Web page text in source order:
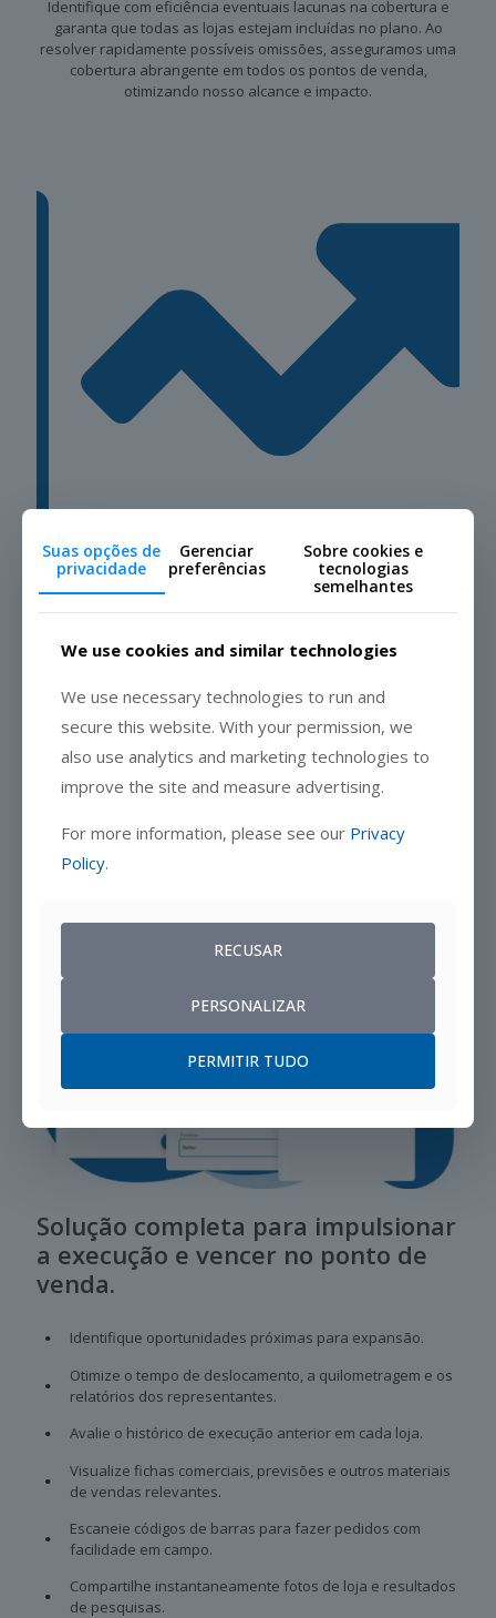
Identifique com eficiência eventuais lacunas na cobertura e
garanta que todas as lojas estejam incluídas no plano. Ao
resolver rapidamente possíveis omissões, asseguramos uma
cobertura abrangente em todos os pontos de venda,
otimizando nosso alcance e impacto.
Uma cultura de altos padrões
Mantenha todos informados sobre o progresso em relação às
principais metas e capacite os líderes de equipe a realizar
sessões de coaching com os representantes baseadas em
dados. Atualizações regulares de desempenho e insights
direcionada, promovendo melhoria contínua e sucesso.
Solução completa para impulsionar
a execução e vencer no ponto de
venda.
Identifique oportunidades próximas para expansão.
Otimize o tempo de deslocamento, a quilometragem e os
relatórios dos representantes.
Avalie o histórico de execução anterior em cada loja.
Visualize fichas comerciais, previsões e outros materiais
de vendas relevantes.
Escaneie códigos de barras para fazer pedidos com
facilidade em campo.
Compartilhe instantaneamente fotos de loja e resultados
de pesquisas.
Suas opções de
privacidade
Gerenciar
preferências
Sobre cookies e
tecnologias
semelhantes
We use cookies and similar technologies
We use necessary technologies to run and
secure this website. With your permission, we
also use analytics and marketing technologies to
improve the site and measure advertising.
For more information, please see our Privacy
Policy.
RECUSAR
PERSONALIZAR
PERMITIR TUDO